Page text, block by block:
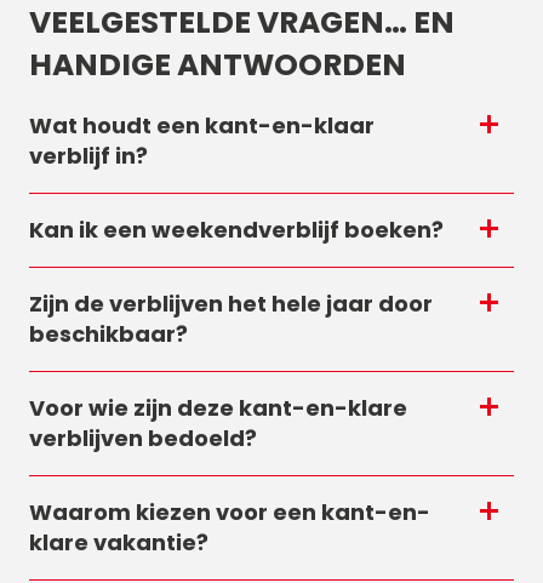
VEELGESTELDE VRAGEN… EN
HANDIGE ANTWOORDEN
Wat houdt een kant-en-klaar
verblijf in?
Kan ik een weekendverblijf boeken?
Zijn de verblijven het hele jaar door
beschikbaar?
Voor wie zijn deze kant-en-klare
verblijven bedoeld?
Waarom kiezen voor een kant-en-
klare vakantie?